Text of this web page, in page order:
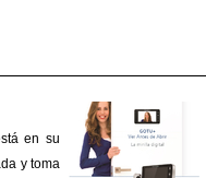
en su
y toma